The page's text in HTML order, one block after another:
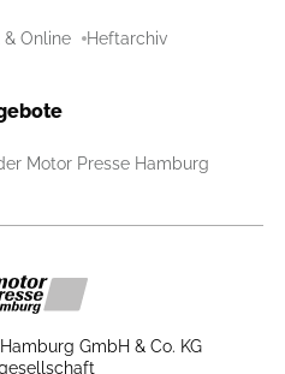
Online Heftarchiv
Motor Presse Hamburg
GmbH & Co. KG